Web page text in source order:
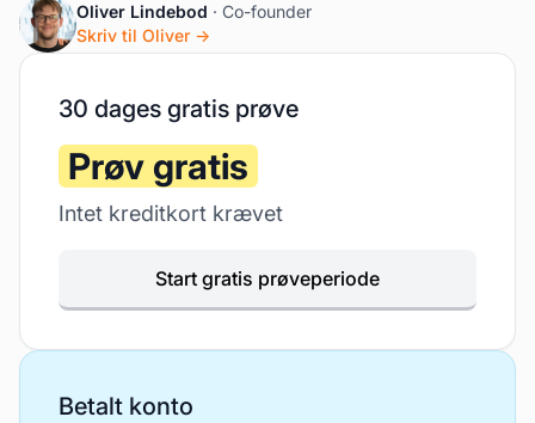
Oliver Lindebod · Co-founder
Skriv til Oliver →
30 dages gratis prøve
Prøv gratis
Intet kreditkort krævet
Start gratis prøveperiode
Betalt konto